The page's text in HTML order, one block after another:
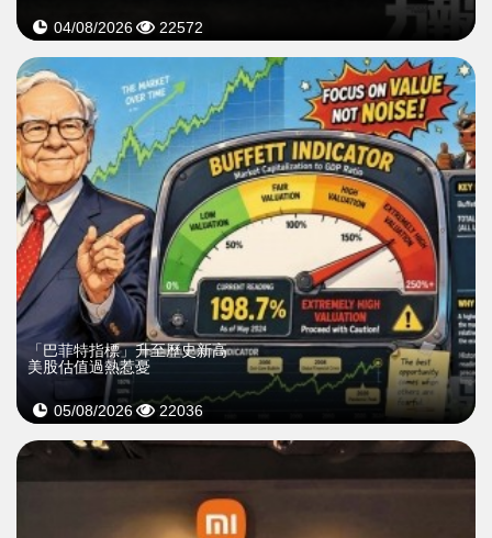
04/08/2026 22572
「巴菲特指標」升至歷史新高
美股估值過熱惹憂
05/08/2026 22036